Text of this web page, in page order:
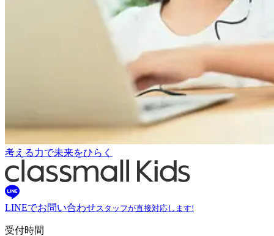
考える力で未来をひらく
LINEでお問い合わせスタッフが直接対応します!
受付時間